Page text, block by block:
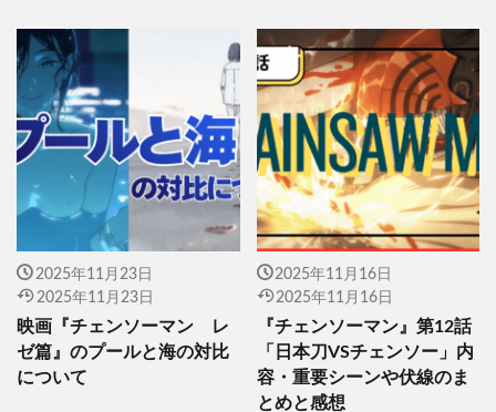
2025年11月23日
2025年11月23日
映画『チェンソーマン レ
ゼ篇』のプールと海の対比
について
2025年11月16日
2025年11月16日
『チェンソーマン』第12話
「日本刀VSチェンソー」内
容・重要シーンや伏線のま
とめと感想